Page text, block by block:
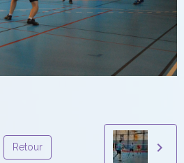
Retour